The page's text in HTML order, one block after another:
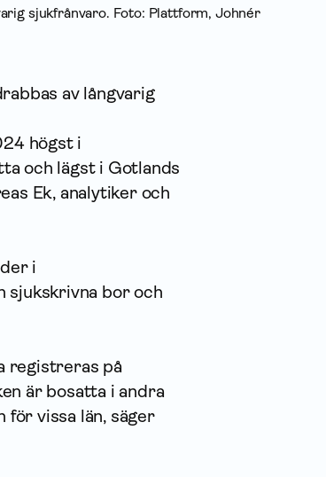
sjukfrånvaro. Foto: Plattform, Johnér
av långvarig
högst i
och lägst i Gotlands
Ek, analytiker och
i
sjukskrivna bor och
registreras på
är bosatta i andra
för vissa län, säger